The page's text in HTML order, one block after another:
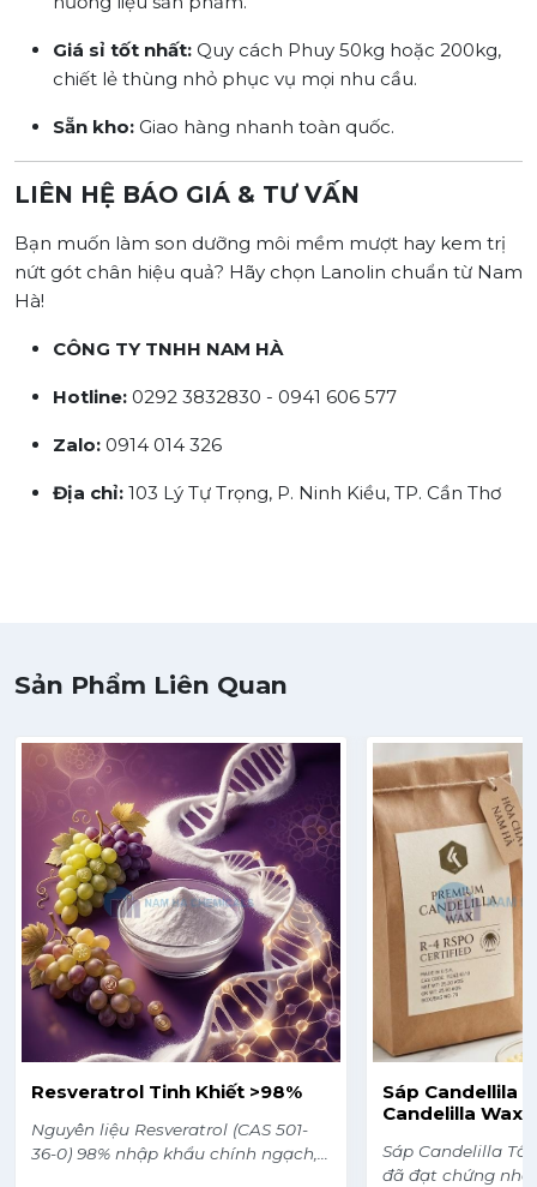
Giá sỉ tốt nhất: Quy cách Phuy 50kg hoặc 200kg,
chiết lẻ thùng nhỏ phục vụ mọi nhu cầu.
Sẵn kho: Giao hàng nhanh toàn quốc.
LIÊN HỆ BÁO GIÁ & TƯ VẤN
Bạn muốn làm son dưỡng môi mềm mượt hay kem trị
nứt gót chân hiệu quả? Hãy chọn Lanolin chuẩn từ Nam
Hà!
CÔNG TY TNHH NAM HÀ
Hotline: 0292 3832830 - 0941 606 577
Zalo: 0914 014 326
Địa chỉ: 103 Lý Tự Trọng, P. Ninh Kiều, TP. Cần Thơ
Sản Phẩm Liên Quan
Resveratrol Tinh Khiết >98%
Nguyên liệu Resveratrol (CAS 501-
36-0) 98% nhập khẩu chính ngạch,
Sáp Candellila
Candelilla Wax)
Sáp Candelilla
đã đạt chứng